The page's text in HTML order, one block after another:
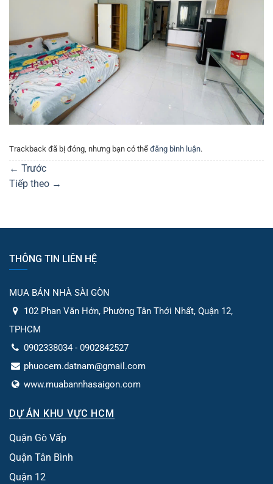
Trackback đã bị đóng, nhưng bạn có thể đăng bình luận.
← Trước
Tiếp theo →
THÔNG TIN LIÊN HỆ
MUA BÁN NHÀ SÀI GÒN
102 Phan Văn Hớn, Phường Tân Thới Nhất, Quận 12,
TPHCM
0902338034 - 0902842527
phuocem.datnam@gmail.com
www.muabannhasaigon.com
DỰ ÁN KHU VỰC HCM
Quận Gò Vấp
Quận Tân Bình
Quận 12